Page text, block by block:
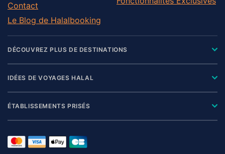
Contact
Le Blog de Halalbooking
DÉCOUVREZ PLUS DE DESTINATIONS
IDÉES DE VOYAGES HALAL
ÉTABLISSEMENTS PRISÉS